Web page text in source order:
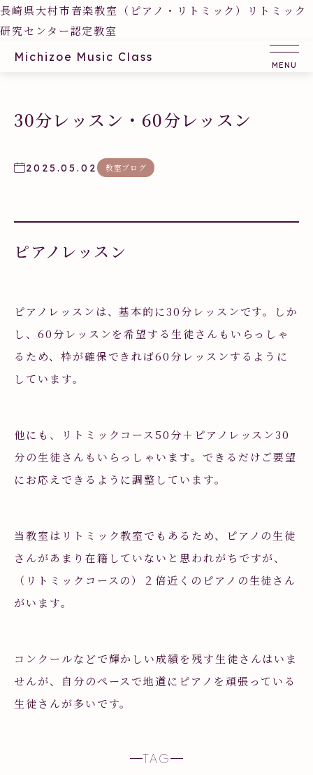
長崎県大村市音楽教室（ピアノ・リトミック）リトミック
研究センター認定教室
Michizoe Music Class
30分レッスン・60分レッスン
2025.05.02 教室ブログ
ピアノレッスン
ピアノレッスンは、基本的に30分レッスンです。しか
し、60分レッスンを希望する生徒さんもいらっしゃ
るため、枠が確保できれば60分レッスンするように
しています。
他にも、リトミックコース50分＋ピアノレッスン30
分の生徒さんもいらっしゃいます。できるだけご要望
にお応えできるように調整しています。
当教室はリトミック教室でもあるため、ピアノの生徒
さんがあまり在籍していないと思われがちですが、
（リトミックコースの）２倍近くのピアノの生徒さん
がいます。
コンクールなどで輝かしい成績を残す生徒さんはいま
せんが、自分のペースで地道にピアノを頑張っている
生徒さんが多いです。
TAG